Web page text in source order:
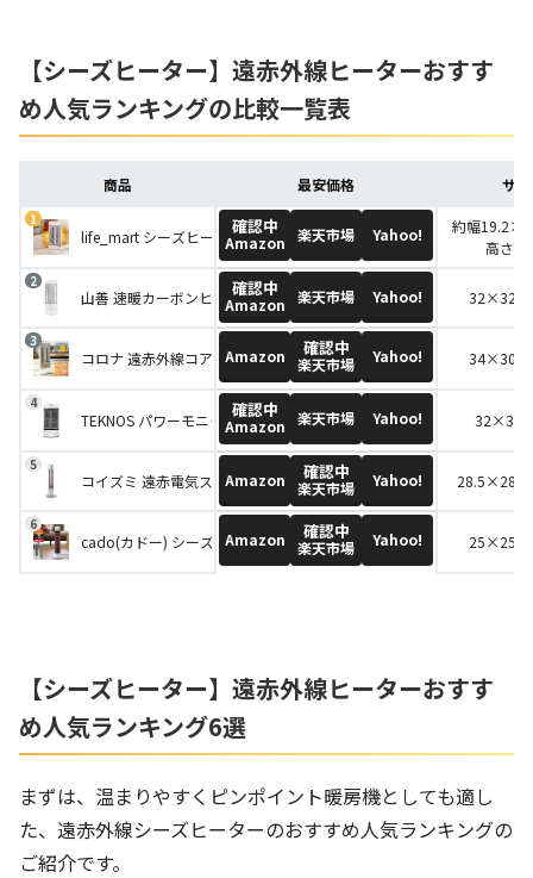
【シーズヒーター】遠赤外線ヒーターおすす
め人気ランキングの比較一覧表
商品 最安価格 サ
life_mart シーズヒーター LF
確認中
Amazon 楽天市場 Yahoo!
約幅19.2×
高さ
山善 速暖カーボンヒーター＆遠赤外線シーズヒーター ツインヒート
確認中
Amazon 楽天市場 Yahoo!
コロナ 遠赤外線コアヒート AH-12RA
Amazon 確認中
楽天市場 Yahoo!
TEKNOS パワーモニター付 シーズヒーター TSH9201
確認中
Amazon 楽天市場 Yahoo!
コイズミ 遠赤電気ストーブ KSS-0822
Amazon 確認中
楽天市場 Yahoo!
cado(カドー) シーズヒーター SOL-001S
Amazon 確認中
楽天市場 Yahoo!
【シーズヒーター】遠赤外線ヒーターおすす
め人気ランキング6選
まずは、温まりやすくピンポイント暖房機としても適し
た、遠赤外線シーズヒーターのおすすめ人気ランキングの
ご紹介です。